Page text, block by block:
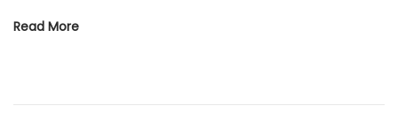
Read More